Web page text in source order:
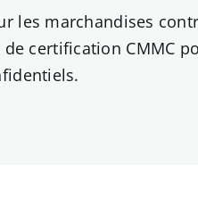
les marchandises
certification CMMC